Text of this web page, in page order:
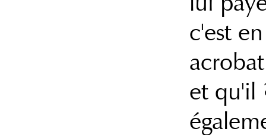
c'est
et qu'il